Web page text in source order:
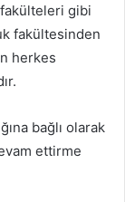
gibi
fakültesinden
herkes
bağlı olarak
ettirme